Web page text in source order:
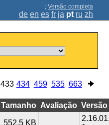
; Versão completa
de en es fr ja pt ru zh
433 434 459 535 663
Tamanho Avaliação Versão
552.5 KB